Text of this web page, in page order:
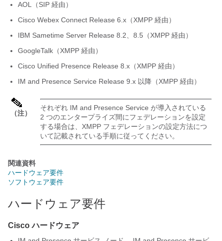
AOL（SIP 経由）
Cisco Webex Connect Release 6.x（XMPP 経由）
IBM Sametime Server Release 8.2、8.5（XMPP 経由）
GoogleTalk（XMPP 経由）
Cisco Unified Presence Release 8.x（XMPP 経由）
IM and Presence Service Release 9.x 以降（XMPP 経由）
（注）
それぞれ IM and Presence Service が導入されている
2 つのエンタープライズ間にフェデレーションを設定
する場合は、XMPP フェデレーションの設定方法につ
いて記載されている手順に従ってください。
関連資料
ハードウェア要件
ソフトウェア要件
ハードウェア要件
Cisco ハードウェア